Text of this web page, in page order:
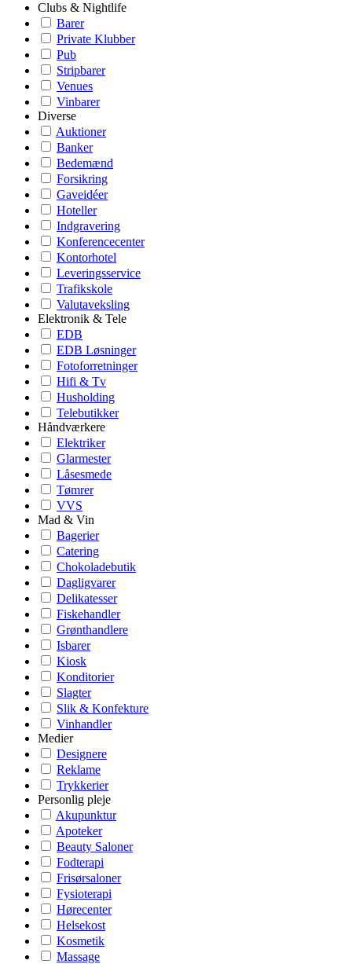
Clubs & Nightlife
Barer
Private Klubber
Pub
Stripbarer
Venues
Vinbarer
Diverse
Auktioner
Banker
Bedemænd
Forsikring
Gaveidéer
Hoteller
Indgravering
Konferencecenter
Kontorhotel
Leveringsservice
Trafikskole
Valutaveksling
Elektronik & Tele
EDB
EDB Løsninger
Fotoforretninger
Hifi & Tv
Husholding
Telebutikker
Håndværkere
Elektriker
Glarmester
Låsesmede
Tømrer
VVS
Mad & Vin
Bagerier
Catering
Chokoladebutik
Dagligvarer
Delikatesser
Fiskehandler
Grønthandlere
Isbarer
Kiosk
Konditorier
Slagter
Slik & Konfekture
Vinhandler
Medier
Designere
Reklame
Trykkerier
Personlig pleje
Akupunktur
Apoteker
Beauty Saloner
Fodterapi
Frisørsaloner
Fysioterapi
Hørecenter
Helsekost
Kosmetik
Massage